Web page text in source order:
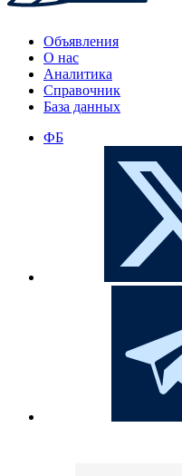
Объявления
О нас
Аналитика
Справочник
База данных
ФБ